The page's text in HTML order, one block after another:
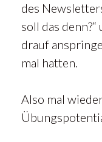
des
soll das
drauf
mal hatten.
Also mal